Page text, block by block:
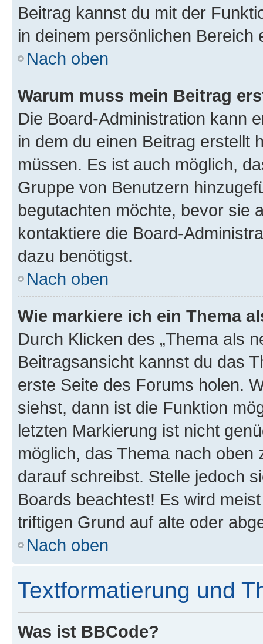
Beitrag kannst du mit der
in deinem persönlichen Bereich
Nach oben
Warum muss mein Beitrag
Die Board-Administration kann
in dem du einen Beitrag erstellt
müssen. Es ist auch möglich,
Gruppe von Benutzern
begutachten möchte, bevor sie
kontaktiere die Board-
dazu benötigst.
Nach oben
Wie markiere ich ein Thema
Durch Klicken des „Thema als
Beitragsansicht kannst du das
erste Seite des Forums holen.
siehst, dann ist die Funktion
letzten Markierung ist nicht
möglich, das Thema nach oben
darauf schreibst. Stelle jedoch
Boards beachtest! Es wird
triftigen Grund auf alte oder
Nach oben
Textformatierung und
Was ist BBCode?